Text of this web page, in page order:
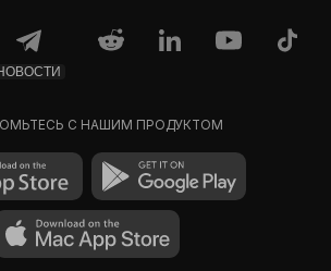
С НАШИМ ПРОДУКТОМ